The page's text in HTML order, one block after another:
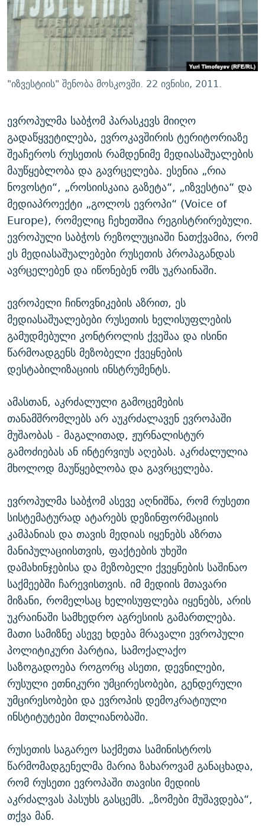
ᲛᲝᲚᲐᲞᲐᲠᲐᲙᲔ ᲢᲔᲥᲡᲢᲔᲑᲘ
ᲨᲘᲜ - ᲣᲪᲮᲝᲔᲗᲨᲘ
ᲚᲘᲢᲔᲠᲐᲢᲣᲠᲣᲚᲘ ᲬᲐᲮᲜᲐᲒᲔᲑᲘ
ᲐᲛᲔᲠᲘᲙᲣᲚᲘ ᲛᲝᲗᲮᲠᲝᲑᲐ
ᲩᲔᲛᲘ ᲡᲘᲙᲕᲓᲘᲚᲘᲡ ᲛᲘᲖᲔᲖᲘᲐ COVID-19
11 ᲬᲔᲚᲘ - 11 ᲐᲛᲑᲐᲕᲘ
ᲡᲐᲞᲐᲠᲚᲐᲛᲔᲜᲢᲝ ᲐᲠᲩᲔᲕᲜᲔᲑᲘᲡ ᲘᲡᲢᲝᲠᲘᲐ
ᲑᲐᲕᲨᲕᲔᲑᲘ ᲞᲠᲝᲡᲢᲘᲢᲣᲪᲘᲐᲨᲘ - ᲐᲛᲝᲣᲗᲥᲛᲔᲚᲘ ᲐᲛᲑᲐᲕᲘ
ᲐᲒᲕᲘᲡᲢᲝᲡ ᲝᲛᲘ
ПРИВЕТ ᲙᲣᲚᲢᲣᲠᲐ
ᲒᲐᲛᲝᲘᲬᲔᲠᲔ
რთე/რთ-ის ყველა საიტი
"იზვესტიის" შენობა მოსკოვში. 22 ივნისი, 2011.
ევროპულმა საბჭომ პარასკევს მიიღო
გადაწყვეტილება, ევროკავშირის ტერიტორიაზე
შეაჩეროს რუსეთის რამდენიმე მედიასაშუალების
მაუწყებლობა და გავრცელება. ესენია „რია
ნოვოსტი“, „როსიისკაია გაზეტა“, „იზვესტია“ და
მედიაპროექტი „გოლოს ევროპი“ (Voice of
Europe), რომელიც ჩეხეთშია რეგისტრირებული.
ევროპული საბჭოს რეზოლუციაში ნათქვამია, რომ
ეს მედიასაშუალებები რუსეთის პროპაგანდას
ავრცელებენ და იწონებენ ომს უკრაინაში.
ევროპელი ჩინოვნიკების აზრით, ეს
მედიასაშუალებები რუსეთის ხელისუფლების
გამუდმებული კონტროლის ქვეშაა და ისინი
წარმოადგენს მეზობელი ქვეყნების
დესტაბილიზაციის ინსტრუმენტს.
ამასთან, აკრძალული გამოცემების
თანამშრომლებს არ აუკრძალავენ ევროპაში
მუშაობას - მაგალითად, ჟურნალისტურ
გამოძიებას ან ინტერვიუს აღებას. აკრძალულია
მხოლოდ მაუწყებლობა და გავრცელება.
ევროპულმა საბჭომ ასევე აღნიშნა, რომ რუსეთი
სისტემატურად ატარებს დეზინფორმაციის
კამპანიას და თავის მედიას იყენებს აზრთა
მანიპულაციისთვის, ფაქტების უხეში
დამახინჯებისა და მეზობელი ქვეყნების საშინაო
საქმეებში ჩარევისთვის. იმ მედიის მთავარი
მიზანი, რომელსაც ხელისუფლება იყენებს, არის
უკრაინაში სამხედრო აგრესიის გამართლება.
მათი სამიზნე ასევე ხდება მრავალი ევროპული
პოლიტიკური პარტია, სამოქალაქო
საზოგადოება როგორც ასეთი, დევნილები,
რუსული ეთნიკური უმცირესობები, გენდერული
უმცირესობები და ევროპის დემოკრატიული
ინსტიტუტები მთლიანობაში.
რუსეთის საგარეო საქმეთა სამინისტროს
წარმომადგენელმა მარია ზახაროვამ განაცხადა,
რომ რუსეთი ევროპაში თავისი მედიის
აკრძალვას პასუხს გასცემს. „ზომები მუშავდება“,
თქვა მან.